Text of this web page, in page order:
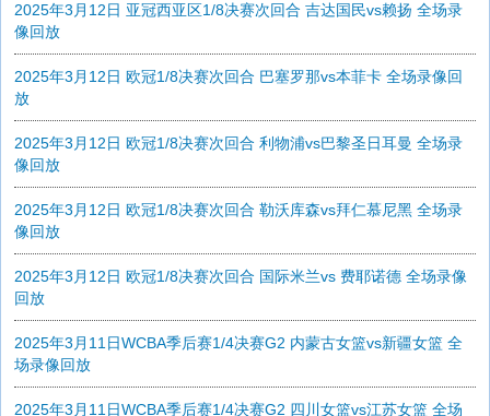
2025年3月12日 亚冠西亚区1/8决赛次回合 吉达国民vs赖扬 全场录
像回放
2025年3月12日 欧冠1/8决赛次回合 巴塞罗那vs本菲卡 全场录像回
放
2025年3月12日 欧冠1/8决赛次回合 利物浦vs巴黎圣日耳曼 全场录
像回放
2025年3月12日 欧冠1/8决赛次回合 勒沃库森vs拜仁慕尼黑 全场录
像回放
2025年3月12日 欧冠1/8决赛次回合 国际米兰vs 费耶诺德 全场录像
回放
2025年3月11日WCBA季后赛1/4决赛G2 内蒙古女篮vs新疆女篮 全
场录像回放
2025年3月11日WCBA季后赛1/4决赛G2 四川女篮vs江苏女篮 全场